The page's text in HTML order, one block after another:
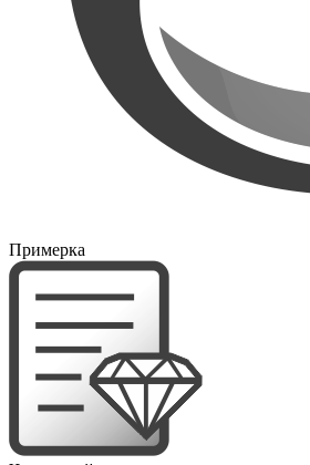
Примерка